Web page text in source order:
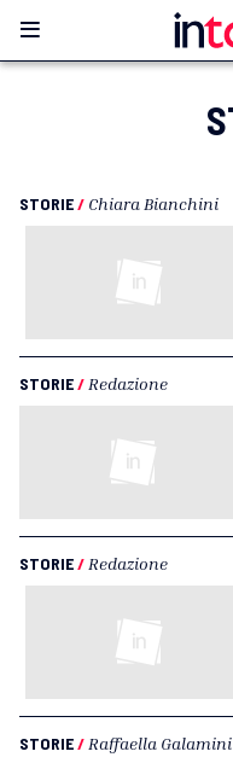
STORIE/ Chiara Bianchini
STORIE/ Redazione
STORIE/ Redazione
STORIE/ Raffaella Galamini